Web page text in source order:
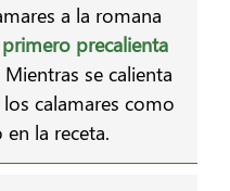
a la romana
primero precalienta
Mientras se calienta
calamares como
la receta.